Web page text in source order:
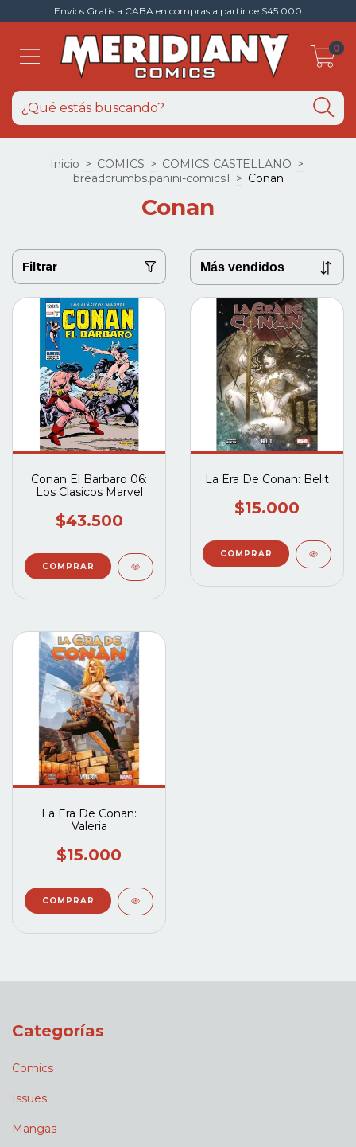
Envios Gratis a CABA en compras a partir de $45.000
0
Inicio > COMICS > COMICS CASTELLANO >
breadcrumbs.panini-comics1 > Conan
Conan
Filtrar
Conan El Barbaro 06:
Los Clasicos Marvel
$43.500
La Era De Conan: Belit
$15.000
La Era De Conan:
Valeria
$15.000
Categorías
Comics
Issues
Mangas